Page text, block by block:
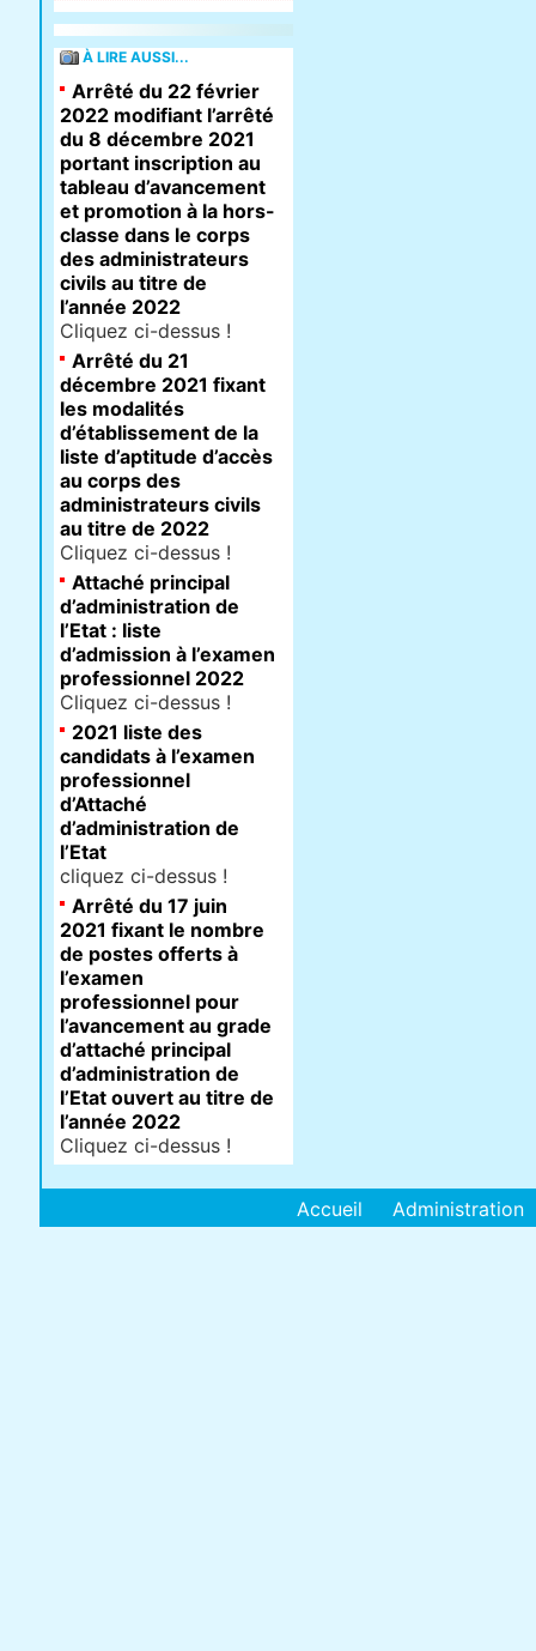
À LIRE AUSSI...
Arrêté du 22 février
2022 modifiant l’arrêté
du 8 décembre 2021
portant inscription au
tableau d’avancement
et promotion à la hors-
classe dans le corps
des administrateurs
civils au titre de
l’année 2022
Cliquez ci-dessus !
Arrêté du 21
décembre 2021 fixant
les modalités
d’établissement de la
liste d’aptitude d’accès
au corps des
administrateurs civils
au titre de 2022
Cliquez ci-dessus !
Attaché principal
d’administration de
l’Etat : liste
d’admission à l’examen
professionnel 2022
Cliquez ci-dessus !
2021 liste des
candidats à l’examen
professionnel
d’Attaché
d’administration de
l’Etat
cliquez ci-dessus !
Arrêté du 17 juin
2021 fixant le nombre
de postes offerts à
l’examen
professionnel pour
l’avancement au grade
d’attaché principal
d’administration de
l’Etat ouvert au titre de
l’année 2022
Cliquez ci-dessus !
Accueil Administration